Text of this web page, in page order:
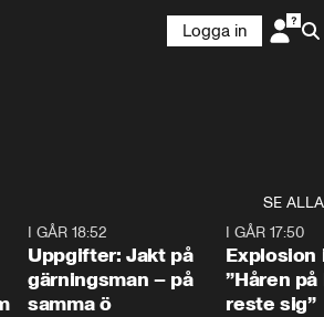
Logga in
SE ALLA
I GÅR 18:52
Uppgifter: Jakt på
gärningsman – på
samma ö
I GÅR 17:50
Explosion
”Håren
reste sig”